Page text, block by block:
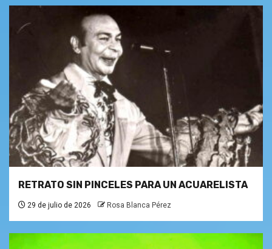
RETRATO SIN PINCELES PARA UN ACUARELISTA
29 de julio de 2026 Rosa Blanca Pérez